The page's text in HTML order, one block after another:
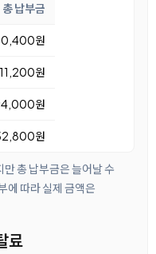
총 납부금
원
원
원
원
총 납부금은 늘어날 수
에 따라 실제 금액은
료